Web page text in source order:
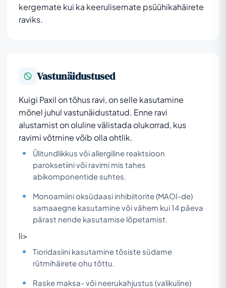
kergemate kui ka keerulisemate psüühikahäirete
raviks.
Vastunäidustused
Kuigi Paxil on tõhus ravi, on selle kasutamine
mõnel juhul vastunäidustatud. Enne ravi
alustamist on oluline välistada olukorrad, kus
ravimi võtmine võib olla ohtlik.
Ülitundlikkus või allergiline reaktsioon
paroksetiini või ravimi mis tahes
abikomponentide suhtes.
Monoamiini oksüdaasi inhibiitorite (MAOI-de)
samaaegne kasutamine või vähem kui 14 päeva
pärast nende kasutamise lõpetamist.
li>
Tioridasiini kasutamine tõsiste südame
rütmihäirete ohu tõttu.
Raske maksa- või neerukahjustus (valikuline)